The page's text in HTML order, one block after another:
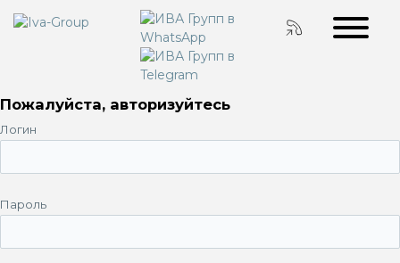
Пожалуйста, авторизуйтесь
Логин
Пароль